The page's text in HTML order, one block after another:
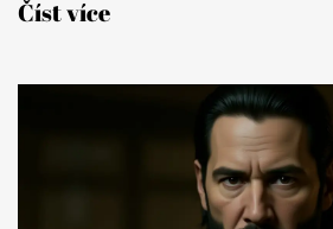
Číst více